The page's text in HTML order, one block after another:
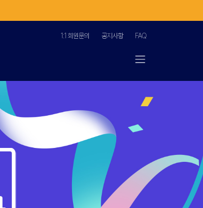
1:1 회원문의 공지사항 FAQ